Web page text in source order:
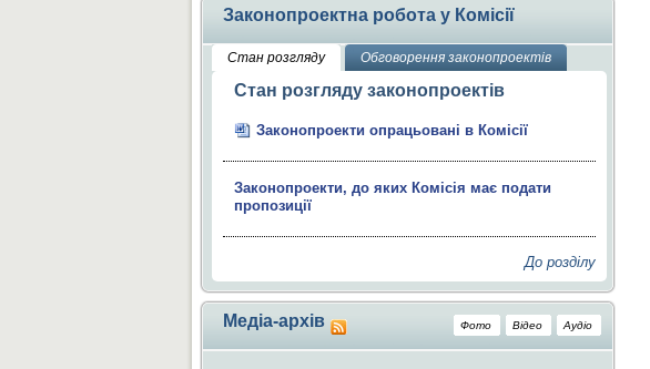
Законопроектна робота у Комісії
Стан розгляду Обговорення законопроектів
Стан розгляду законопроектів
Законопроекти опрацьовані в Комісії
Законопроекти, до яких Комісія має подати
пропозиції
До розділу
Аудіо
Відео
Фото
Медіа-архів